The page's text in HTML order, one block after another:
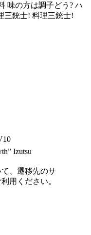
味の方は調子どう? ハ
三銃士! 料理三銃士!
Izutsu
、遷移先のサ
用ください。